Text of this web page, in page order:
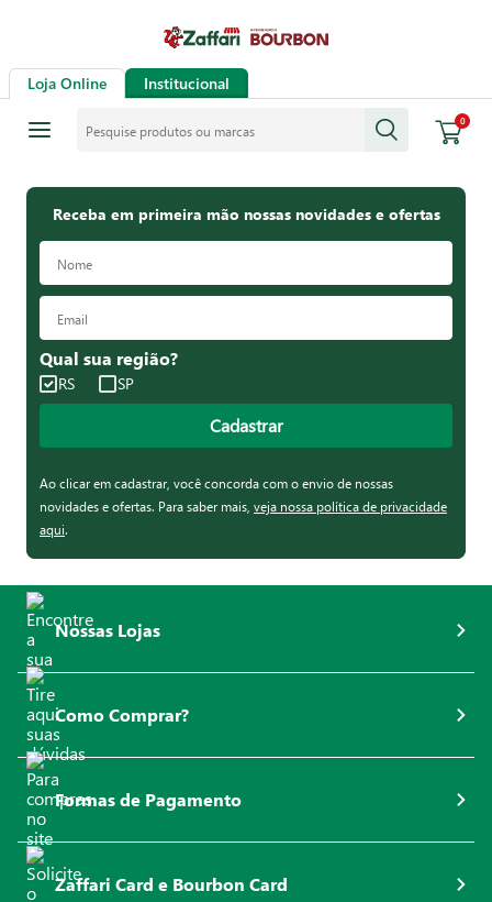
Loja Online Institucional
0
Receba em primeira mão nossas novidades e ofertas
Qual sua região?
RS SP
Cadastrar
Ao clicar em cadastrar, você concorda com o envio de nossas
novidades e ofertas. Para saber mais, veja nossa política de privacidade
aqui.
Nossas Lojas
Como Comprar?
Formas de Pagamento
Zaffari Card e Bourbon Card